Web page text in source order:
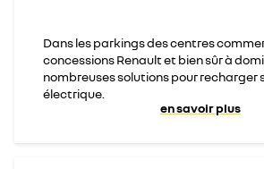
Dans les parkings des centres
concessions Renault et bien sûr à
nombreuses solutions pour recharger
électrique.
en savoir plus